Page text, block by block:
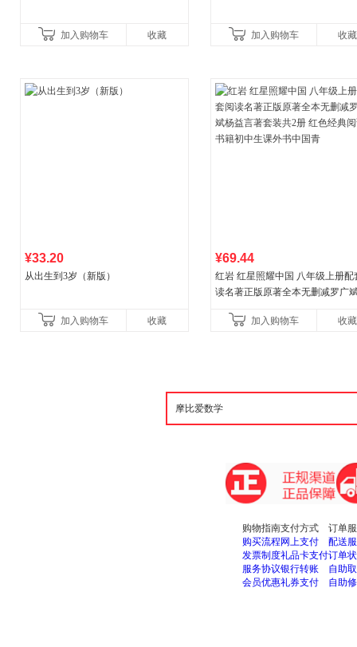
加入购物车 收藏 加入购物车 收藏
¥33.20
从出生到3岁（新版）
加入购物车 收藏
¥69.44
红岩 红星照耀中国 八年级上册配
读名著正版原著全本无删减罗广
初中生课外书中国青
加入购物车 收藏
购物指南
购买流程
发票制度
服务协议
会员优惠
支付方式
网上支付
礼品卡支付
银行转账
礼券支付
订单
配送
订单
自助
自助